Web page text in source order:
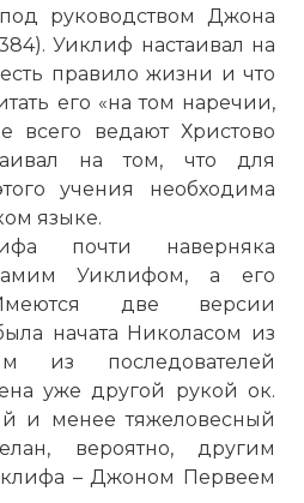
руководством Джона
Уиклиф настаивал на
правило жизни и что
его «на том наречии,
всего ведают Христово
на том, что для
учения необходима
языке.
почти наверняка
Уиклифом, а его
две версии
начата Николасом из
из последователей
уже другой рукой ок.
и менее тяжеловесный
вероятно, другим
– Джоном Первеем